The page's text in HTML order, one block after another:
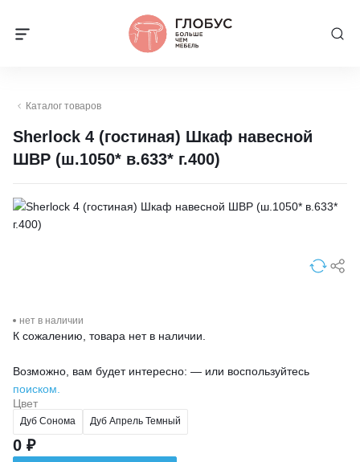
Каталог товаров
Sherlock 4 (гостиная) Шкаф навесной
ШВР (ш.1050* в.633* г.400)
нет в наличии
К сожалению, товара нет в наличии.
Возможно, вам будет интересно: — или воспользуйтесь
поиском.
Цвет
Дуб Сонома Дуб Апрель Темный
0 ₽